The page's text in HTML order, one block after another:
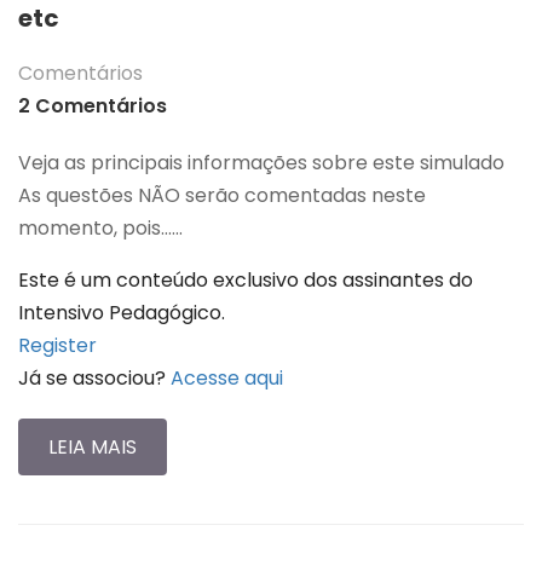
etc
Comentários
2 Comentários
Veja as principais informações sobre este simulado
As questões NÃO serão comentadas neste
momento, pois…...
Este é um conteúdo exclusivo dos assinantes do
Intensivo Pedagógico.
Register
Já se associou? Acesse aqui
LEIA MAIS